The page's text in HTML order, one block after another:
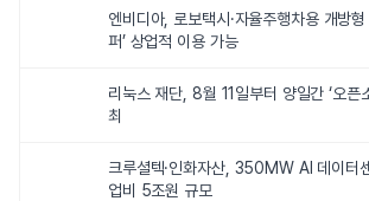
엔비디아, 로보택시·자율주행차용 개방
퍼’ 상업적 이용 가능
리눅스 재단, 8월 11일부터 양일간 ‘오픈
최
크루셜텍·인화자산, 350MW AI 데이터
업비 5조원 규모